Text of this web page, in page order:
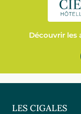
Découvrir les
LES CIGALES